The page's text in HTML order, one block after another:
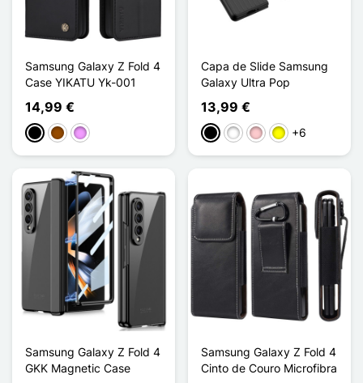
Samsung Galaxy Z Fold 4
Case YIKATU Yk-001
14,99 €
PretoCastanhoVioleta ligeira
Capa de Slide Samsung
Galaxy Ultra Pop
13,99 €
PretoBrancoRosaAmarelo
+6
Samsung Galaxy Z Fold 4
GKK Magnetic Case
Samsung Galaxy Z Fold 4
Cinto de Couro Microfibra